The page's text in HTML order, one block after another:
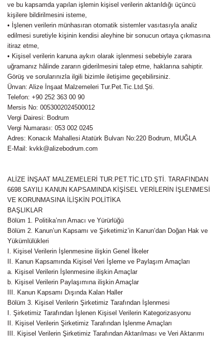
ve bu kapsamda yapılan işlemin kişisel verilerin aktarıldığı üçüncü
kişilere bildirilmesini isteme,
• İşlenen verilerin münhasıran otomatik sistemler vasıtasıyla analiz
edilmesi suretiyle kişinin kendisi aleyhine bir sonucun ortaya çıkmasına
itiraz etme,
• Kişisel verilerin kanuna aykırı olarak işlenmesi sebebiyle zarara
uğramanız hâlinde zararın giderilmesini talep etme, haklarına sahiptir.
Görüş ve sorularınızla ilgili bizimle iletişime geçebilirsiniz.
Ünvan: Alize İnşaat Malzemeleri Tur.Pet.Tic.Ltd.Şti.
Telefon: +90 252 363 00 90
Mersis No: 0053002024500012
Vergi Dairesi: Bodrum
Vergi Numarası: 053 002 0245
Adres: Konacık Mahallesi Atatürk Bulvarı No:220 Bodrum, MUĞLA
E-Mail : kvkk@alizebodrum.com
ALİZE İNŞAAT MALZEMELERİ TUR.PET.TİC.LTD.ŞTİ. TARAFINDAN
6698 SAYILI KANUN KAPSAMINDA KİŞİSEL VERİLERİN İŞLENMESİ
VE KORUNMASINA İLİŞKİN POLİTİKA
BAŞLIKLAR
Bölüm 1. Politika’nın Amacı ve Yürürlüğü
Bölüm 2. Kanun’un Kapsamı ve Şirketimiz’in Kanun’dan Doğan Hak ve
Yükümlülükleri
I. Kişisel Verilerin İşlenmesine ilişkin Genel İlkeler
II. Kanun Kapsamında Kişisel Veri İşleme ve Paylaşım Amaçları
a. Kişisel Verilerin İşlenmesine ilişkin Amaçlar
b. Kişisel Verilerin Paylaşımına ilişkin Amaçlar
III. Kanun Kapsamı Dışında Kalan Haller
Bölüm 3. Kişisel Verilerin Şirketimiz Tarafından İşlenmesi
I. Şirketimiz Tarafından İşlenen Kişisel Verilerin Kategorizasyonu
II. Kişisel Verilerin Şirketimiz Tarafından İşlenme Amaçları
III. Kişisel Verilerin Şirketimiz Tarafından Aktarılması ve Veri Aktarımı